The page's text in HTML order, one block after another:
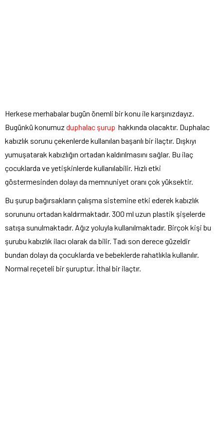
Herkese merhabalar bugün önemli bir konu ile karşınızdayız.
Bugünkü konumuz duphalac şurup hakkında olacaktır. Duphalac
kabızlık sorunu çekenlerde kullanılan başarılı bir ilaçtır. Dışkıyı
yumuşatarak kabızlığın ortadan kaldırılmasını sağlar. Bu ilaç
çocuklarda ve yetişkinlerde kullanılabilir. Hızlı etki
göstermesinden dolayı da memnuniyet oranı çok yüksektir.
Bu şurup bağırsakların çalışma sistemine etki ederek kabızlık
sorununu ortadan kaldırmaktadır. 300 ml uzun plastik şişelerde
satışa sunulmaktadır. Ağız yoluyla kullanılmaktadır. Birçok kişi bu
şurubu kabızlık ilacı olarak da bilir. Tadı son derece güzeldir
bundan dolayı da çocuklarda ve bebeklerde rahatlıkla kullanılır.
Normal reçeteli bir şuruptur. İthal bir ilaçtır.